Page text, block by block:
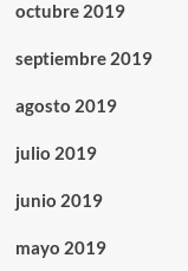
octubre 2019
septiembre 2019
agosto 2019
julio 2019
junio 2019
mayo 2019